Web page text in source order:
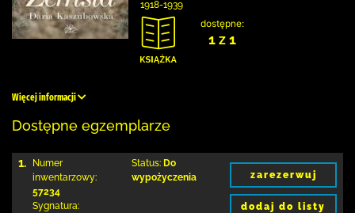
1918-1939
dostępne:
1 z 1
Więcej informacji
Dostępne egzemplarze
1.
Numer
inwentarzowy:
57234
Sygnatura:
Status: Do
wypożyczenia
zarezerwuj
dodaj do listy